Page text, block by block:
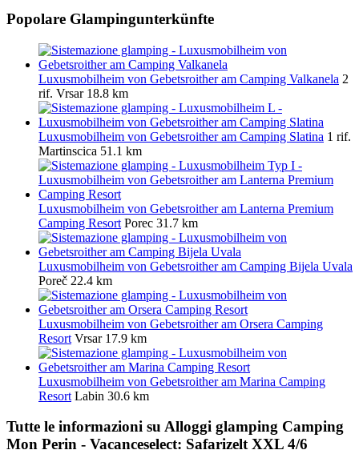
Popolare Glampingunterkünfte
Luxusmobilheim von Gebetsroither am Camping Valkanela 2
rif. Vrsar 18.8 km
Luxusmobilheim von Gebetsroither am Camping Slatina 1 rif.
Martinscica 51.1 km
Luxusmobilheim von Gebetsroither am Lanterna Premium
Camping Resort Porec 31.7 km
Luxusmobilheim von Gebetsroither am Camping Bijela Uvala
Poreč 22.4 km
Luxusmobilheim von Gebetsroither am Orsera Camping
Resort Vrsar 17.9 km
Luxusmobilheim von Gebetsroither am Marina Camping
Resort Labin 30.6 km
Tutte le informazioni su Alloggi glamping Camping
Mon Perin - Vacanceselect: Safarizelt XXL 4/6